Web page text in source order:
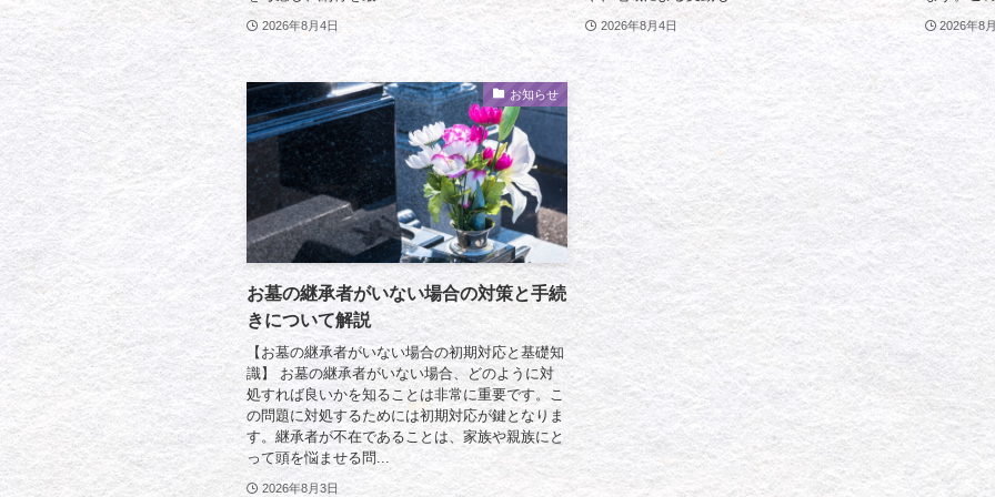
2026年8月4日 2026年8月4日 2026年8
お知らせ
お墓の継承者がいない場合の対策と手続
きについて解説
【お墓の継承者がいない場合の初期対応と基礎知
識】 お墓の継承者がいない場合、どのように対
処すれば良いかを知ることは非常に重要です。こ
の問題に対処するためには初期対応が鍵となりま
す。継承者が不在であることは、家族や親族にと
って頭を悩ませる問...
2026年8月3日